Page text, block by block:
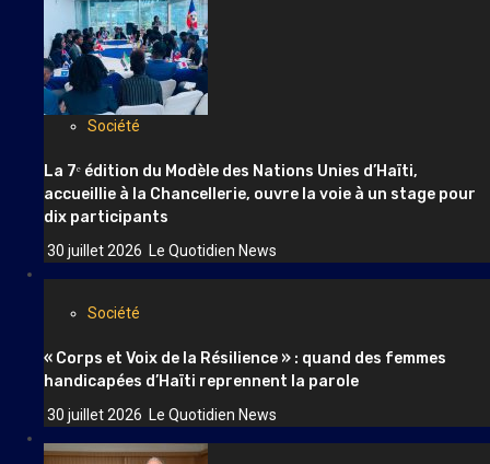
Société
La 7ᵉ édition du Modèle des Nations Unies d’Haïti,
accueillie à la Chancellerie, ouvre la voie à un stage pour
dix participants
30 juillet 2026 Le Quotidien News
Société
« Corps et Voix de la Résilience » : quand des femmes
handicapées d’Haïti reprennent la parole
30 juillet 2026 Le Quotidien News